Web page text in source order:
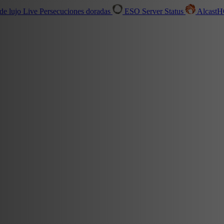
lujo Live Persecuciones doradas ESO Server Status